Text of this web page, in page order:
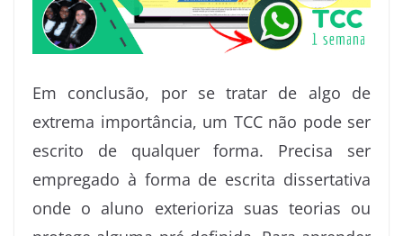
Em conclusão, por se tratar de algo de
extrema importância, um TCC não pode ser
escrito de qualquer forma. Precisa ser
empregado à forma de escrita dissertativa
onde o aluno exterioriza suas teorias ou